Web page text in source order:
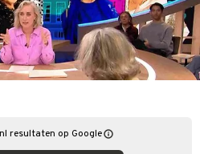
resultaten op Google